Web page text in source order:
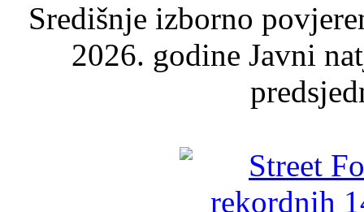
Središnje izborno
2026. godine Javni